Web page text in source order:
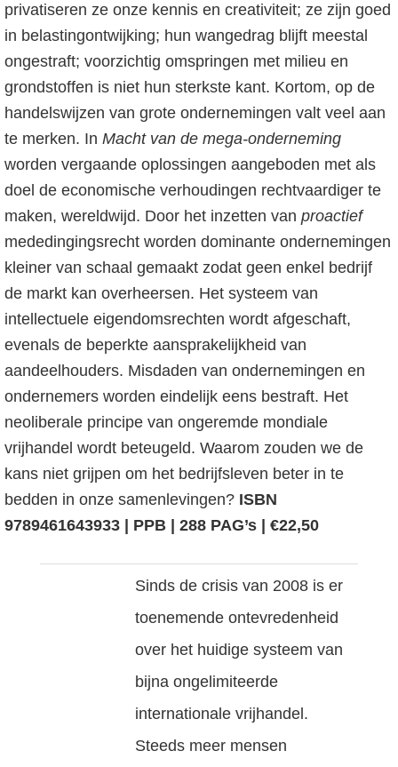
a
g
privatiseren ze onze kennis en creativiteit; ze zijn goed
in belastingontwijking; hun wangedrag blijft meestal
ongestraft; voorzichtig omspringen met milieu en
grondstoffen is niet hun sterkste kant. Kortom, op de
handelswijzen van grote ondernemingen valt veel aan
te merken. In Macht van de mega-onderneming
worden vergaande oplossingen aangeboden met als
doel de economische verhoudingen rechtvaardiger te
maken, wereldwijd. Door het inzetten van proactief
mededingingsrecht worden dominante ondernemingen
kleiner van schaal gemaakt zodat geen enkel bedrijf
de markt kan overheersen. Het systeem van
intellectuele eigendomsrechten wordt afgeschaft,
evenals de beperkte aansprakelijkheid van
aandeelhouders. Misdaden van ondernemingen en
ondernemers worden eindelijk eens bestraft. Het
neoliberale principe van ongeremde mondiale
vrijhandel wordt beteugeld. Waarom zouden we de
kans niet grijpen om het bedrijfsleven beter in te
bedden in onze samenlevingen? ISBN
9789461643933 | PPB | 288 PAG’s | €22,50
Sinds de crisis van 2008 is er
toenemende ontevredenheid
over het huidige systeem van
bijna ongelimiteerde
internationale vrijhandel.
Steeds meer mensen